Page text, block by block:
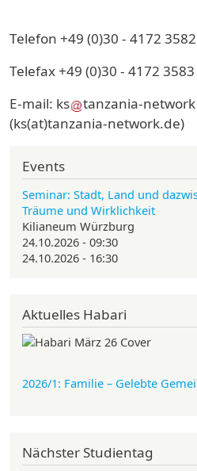
Telefon +49 (0)30 - 4172 3582
Telefax +49 (0)30 - 4172 3583
E-mail: ks tanzania-network
(ks(at)tanzania-network.de)
Events
Seminar: Stadt, Land und
Träume und Wirklichkeit
Kilianeum Würzburg
24.10.2026 - 09:30
24.10.2026 - 16:30
Aktuelles Habari
2026/1: Familie – Gelebte
Nächster Studientag